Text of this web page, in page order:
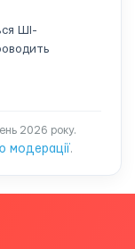
ШІ-
2026 року.
модерації.